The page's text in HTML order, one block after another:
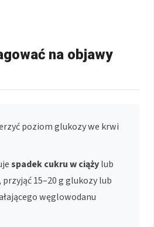
na objawy
poziom glukozy we krwi
spadek cukru w ciążylub
15–20 g glukozy lub
węglowodanu